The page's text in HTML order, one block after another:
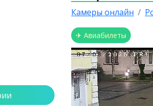
Камеры онлайн
✈ Авиабилеты